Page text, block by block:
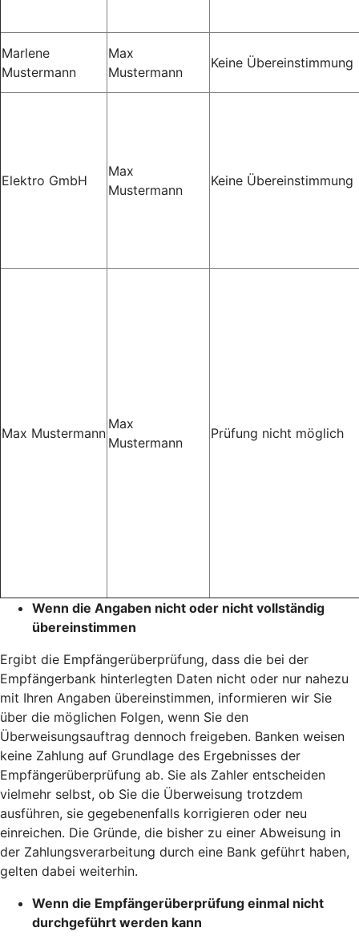
Marlene
Mustermann
Max
Mustermann
Keine Übereinstimmung
Elektro GmbH
Max
Mustermann
Keine Übereinstimmung
Max Mustermann
Max
Mustermann
Prüfung nicht möglich
Wenn die Angaben nicht oder nicht vollständig
übereinstimmen
Ergibt die Empfängerüberprüfung, dass die bei der
Empfängerbank hinterlegten Daten nicht oder nur nahezu
mit Ihren Angaben übereinstimmen, informieren wir Sie
über die möglichen Folgen, wenn Sie den
Überweisungsauftrag dennoch freigeben. Banken weisen
keine Zahlung auf Grundlage des Ergebnisses der
Empfängerüberprüfung ab. Sie als Zahler entscheiden
vielmehr selbst, ob Sie die Überweisung trotzdem
ausführen, sie gegebenenfalls korrigieren oder neu
einreichen. Die Gründe, die bisher zu einer Abweisung in
der Zahlungsverarbeitung durch eine Bank geführt haben,
gelten dabei weiterhin.
Wenn die Empfängerüberprüfung einmal nicht
durchgeführt werden kann